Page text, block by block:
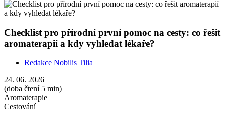
Checklist pro přírodní první pomoc na cesty: co řešit
aromaterapií a kdy vyhledat lékaře?
Redakce Nobilis Tilia
24. 06. 2026
(doba čtení 5 min)
Aromaterapie
Cestování